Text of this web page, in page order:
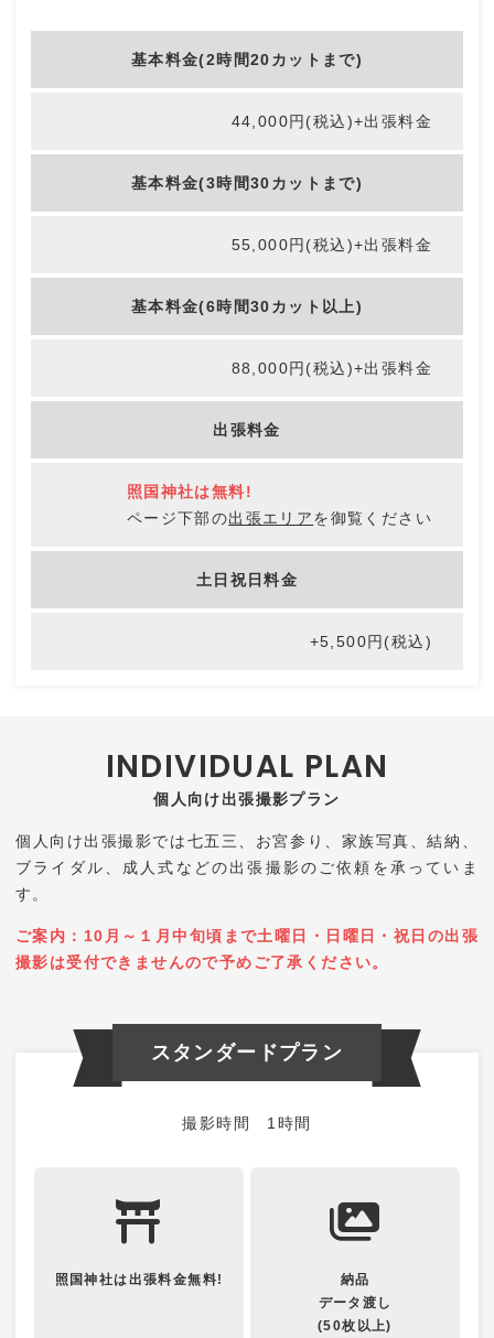
証明写真
動画撮影
フォトアイテム
訪問着レンタル
よくあるご質問
ご予約
会社概要
採用情報
プライバシーポリシー
基本料金(2時間20カットまで)
44,000円(税込)+出張料金
基本料金(3時間30カットまで)
55,000円(税込)+出張料金
基本料金(6時間30カット以上)
88,000円(税込)+出張料金
出張料金
照国神社は無料!
ページ下部の出張エリアを御覧ください
土日祝日料金
+5,500円(税込)
個人向け出張撮影プラン
個人向け出張撮影では七五三、お宮参り、家族写真、結納、
ブライダル、成人式などの出張撮影のご依頼を承っていま
す。
ご案内：10月～１月中旬頃まで土曜日・日曜日・祝日の出張
撮影は受付できませんので予めご了承ください。
スタンダードプラン
撮影時間 1時間
照国神社は出張料金無料!
納品
データ渡し
(50枚以上)